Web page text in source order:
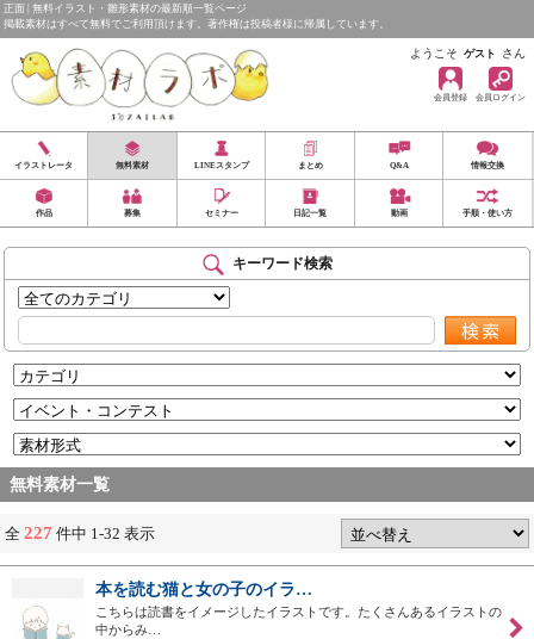
正面 | 無料イラスト・雛形素材の最新順一覧ページ
掲載素材はすべて無料でご利用頂けます。著作権は投稿者様に帰属しています。
ようこそ ゲスト さん
会員登録 会員ログイン
イラストレータ 無料素材 LINEスタンプ まとめ Q&A 情報交換
作品 募集 セミナー 日記一覧 動画 手順・使い方
キーワード検索
無料素材一覧
全 227 件中 1-32 表示
本を読む猫と女の子のイラ…
こちらは読書をイメージしたイラストです。たくさんあるイラストの
中からみ…